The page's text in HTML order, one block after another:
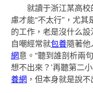
就讀于浙江某高
慮才能“不太行”，尤
的工作，老是沒什么
自嘲經常就包養隨著他
網意。“聽到誰剖析兩
想不出來？’再聽第二
養網 ，但本身就是說